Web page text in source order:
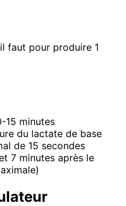
faut pour produire 1
15 minutes
du lactate de base
de 15 secondes
7 minutes après le